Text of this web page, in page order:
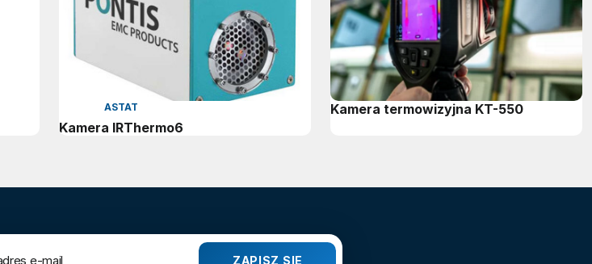
ASTAT
Kamera IRThermo6
Kamera termowizyjna KT-550